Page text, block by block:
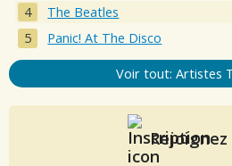
The Beatles
Panic! At The Disco
Voir tout: Artistes
Rejoignez